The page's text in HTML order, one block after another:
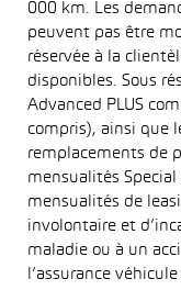
000 km. Les
peuvent pas être
réservée à la
disponibles. Sous
Advanced PLUS
compris), ainsi que
remplacements de
mensualités Special
mensualités de
involontaire et
maladie ou à un
l’assurance